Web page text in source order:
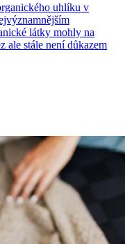
uhlíku v
látky mohly na
ale stále není důkazem